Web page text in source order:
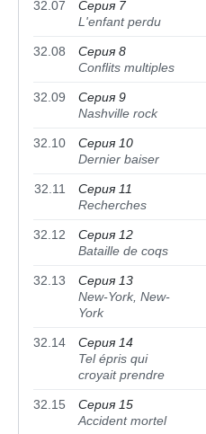
32.07
Серия 7
L'enfant perdu
32.08
Серия 8
Conflits multiples
32.09
Серия 9
Nashville rock
32.10
Серия 10
Dernier baiser
32.11
Серия 11
Recherches
32.12
Серия 12
Bataille de coqs
32.13
Серия 13
New-York, New-
York
32.14
Серия 14
Tel épris qui
croyait prendre
32.15
Серия 15
Accident mortel